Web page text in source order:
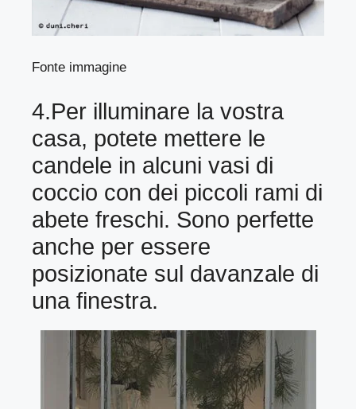
Fonte immagine
4.Per illuminare la vostra
casa, potete mettere le
candele in alcuni vasi di
coccio con dei piccoli rami di
abete freschi. Sono perfette
anche per essere
posizionate sul davanzale di
una finestra.